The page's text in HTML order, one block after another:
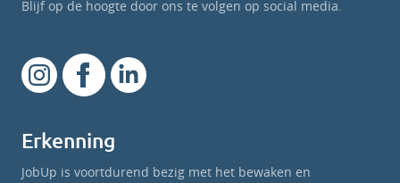
Blijf op de hoogte door ons te volgen op social media.
Erkenning
JobUp is voortdurend bezig met het bewaken en